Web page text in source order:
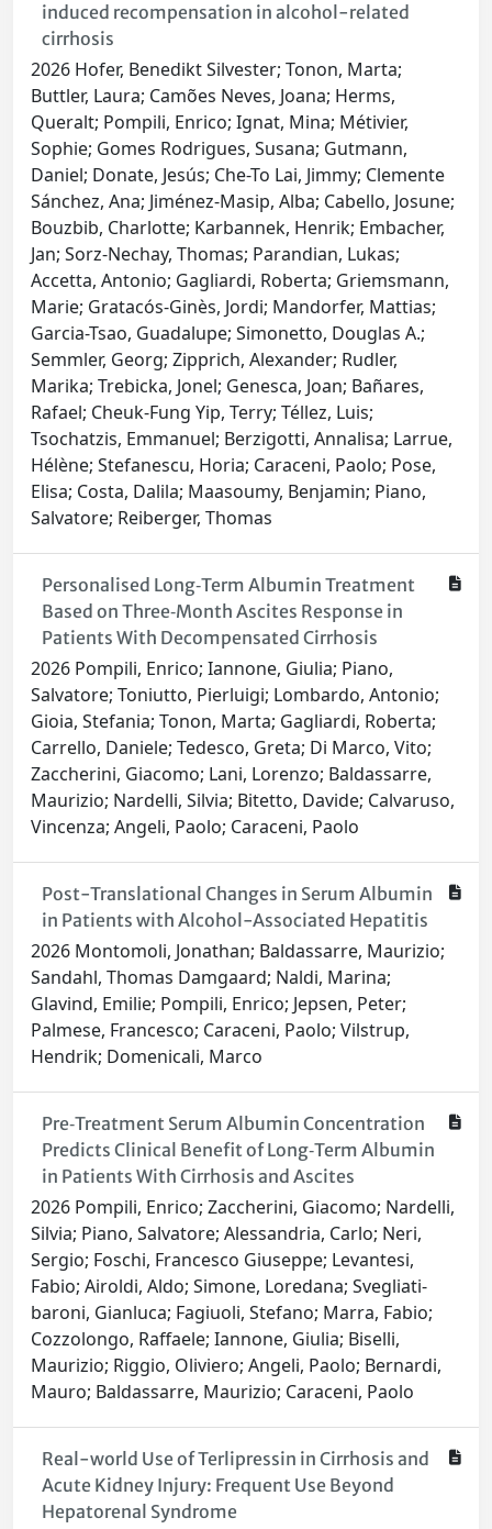
induced recompensation in alcohol-related
cirrhosis
2026 Hofer, Benedikt Silvester; Tonon, Marta;
Buttler, Laura; Camões Neves, Joana; Herms,
Queralt; Pompili, Enrico; Ignat, Mina; Métivier,
Sophie; Gomes Rodrigues, Susana; Gutmann,
Daniel; Donate, Jesús; Che-To Lai, Jimmy; Clemente
Sánchez, Ana; Jiménez-Masip, Alba; Cabello, Josune;
Bouzbib, Charlotte; Karbannek, Henrik; Embacher,
Jan; Sorz-Nechay, Thomas; Parandian, Lukas;
Accetta, Antonio; Gagliardi, Roberta; Griemsmann,
Marie; Gratacós-Ginès, Jordi; Mandorfer, Mattias;
Garcia-Tsao, Guadalupe; Simonetto, Douglas A.;
Semmler, Georg; Zipprich, Alexander; Rudler,
Marika; Trebicka, Jonel; Genesca, Joan; Bañares,
Rafael; Cheuk-Fung Yip, Terry; Téllez, Luis;
Tsochatzis, Emmanuel; Berzigotti, Annalisa; Larrue,
Hélène; Stefanescu, Horia; Caraceni, Paolo; Pose,
Elisa; Costa, Dalila; Maasoumy, Benjamin; Piano,
Salvatore; Reiberger, Thomas
Personalised Long‐Term Albumin Treatment
Based on Three‐Month Ascites Response in
Patients With Decompensated Cirrhosis
2026 Pompili, Enrico; Iannone, Giulia; Piano,
Salvatore; Toniutto, Pierluigi; Lombardo, Antonio;
Gioia, Stefania; Tonon, Marta; Gagliardi, Roberta;
Carrello, Daniele; Tedesco, Greta; Di Marco, Vito;
Zaccherini, Giacomo; Lani, Lorenzo; Baldassarre,
Maurizio; Nardelli, Silvia; Bitetto, Davide; Calvaruso,
Vincenza; Angeli, Paolo; Caraceni, Paolo
Post-Translational Changes in Serum Albumin
in Patients with Alcohol-Associated Hepatitis
2026 Montomoli, Jonathan; Baldassarre, Maurizio;
Sandahl, Thomas Damgaard; Naldi, Marina;
Glavind, Emilie; Pompili, Enrico; Jepsen, Peter;
Palmese, Francesco; Caraceni, Paolo; Vilstrup,
Hendrik; Domenicali, Marco
Pre‐Treatment Serum Albumin Concentration
Predicts Clinical Benefit of Long‐Term Albumin
in Patients With Cirrhosis and Ascites
2026 Pompili, Enrico; Zaccherini, Giacomo; Nardelli,
Silvia; Piano, Salvatore; Alessandria, Carlo; Neri,
Sergio; Foschi, Francesco Giuseppe; Levantesi,
Fabio; Airoldi, Aldo; Simone, Loredana; Svegliati‐
baroni, Gianluca; Fagiuoli, Stefano; Marra, Fabio;
Cozzolongo, Raffaele; Iannone, Giulia; Biselli,
Maurizio; Riggio, Oliviero; Angeli, Paolo; Bernardi,
Mauro; Baldassarre, Maurizio; Caraceni, Paolo
Real-world Use of Terlipressin in Cirrhosis and
Acute Kidney Injury: Frequent Use Beyond
Hepatorenal Syndrome